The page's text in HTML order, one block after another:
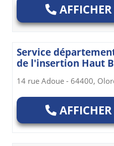
Service
de l'insertion Haut
14 rue Adoue - 64400,